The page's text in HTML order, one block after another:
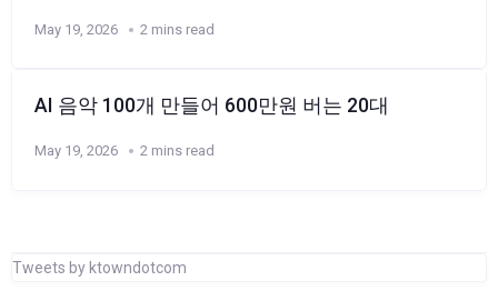
May 19, 2026 2 mins read
AI 음악 100개 만들어 600만원 버는 20대
May 19, 2026 2 mins read
Tweets by ktowndotcom